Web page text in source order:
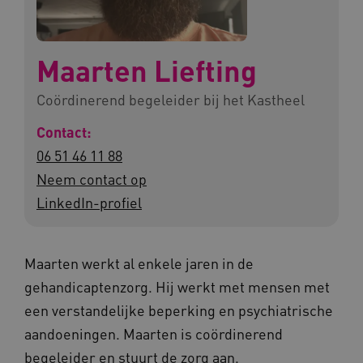
Maarten Liefting
Coördinerend begeleider bij het Kastheel
Contact:
06 51 46 11 88
Neem contact op
LinkedIn-profiel
Maarten werkt al enkele jaren in de
gehandicaptenzorg. Hij werkt met mensen met
een verstandelijke beperking en psychiatrische
aandoeningen. Maarten is coördinerend
begeleider en stuurt de zorg aan.